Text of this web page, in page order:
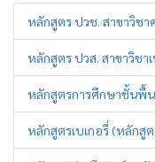
หลักสูตร ปวช. สาขาวิชา
หลักสูตร ปวส. สาขาวิชา
หลักสูตรการศึกษาชั้นพื้
หลักสูตรเบเกอรี่ (หลักสู